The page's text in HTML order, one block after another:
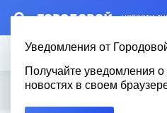
– НОВОСТИ
Уведомления от
Получайте уведомления
новостях в своем
Новости Эксклюзив
Городовой Новости Петербурга /
кармане: как Петербург учится жить в